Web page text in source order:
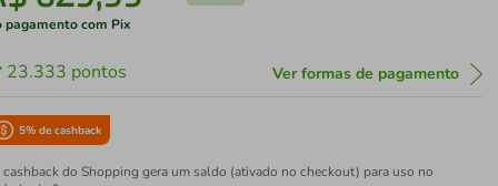
pagamento com Pix
23.333 pontos Ver formas de pagamento
5% de cashback
cashback do Shopping gera um saldo (ativado no checkout) para uso no